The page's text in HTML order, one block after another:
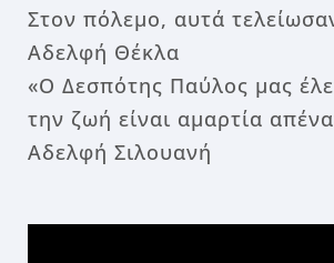
Στον πόλεμο, αυτά
Αδελφή Θέκλα
«Ο Δεσπότης Παύλος μας
την ζωή είναι αμαρτία
Αδελφή Σιλουανή